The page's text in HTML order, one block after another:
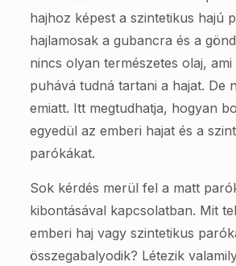
hajhoz képest a szintetikus hajú
hajlamosak a gubancra és a
nincs olyan természetes olaj, ami
puhává tudná tartani a hajat. De
emiatt. Itt megtudhatja, hogyan
egyedül az emberi hajat és a
parókákat.
Sok kérdés merül fel a matt
kibontásával kapcsolatban. Mit
emberi haj vagy szintetikus
összegabalyodik? Létezik